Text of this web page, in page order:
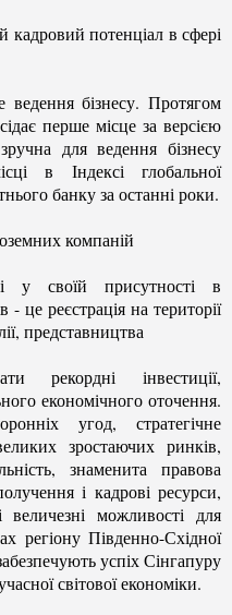
кадровий потенціал в сфері
бізнесу. Протягом
перше місце за версією
для ведення бізнесу
в Індексі глобальної
банку за останні роки.
компаній
у своїй присутності в
- це реєстрація на території
представництва
рекордні інвестиції,
економічного оточення.
угод, стратегічне
зростаючих ринків,
знаменита правова
і кадрові ресурси,
величезні можливості для
регіону Південно-Східної
успіх Сінгапуру
світової економіки.